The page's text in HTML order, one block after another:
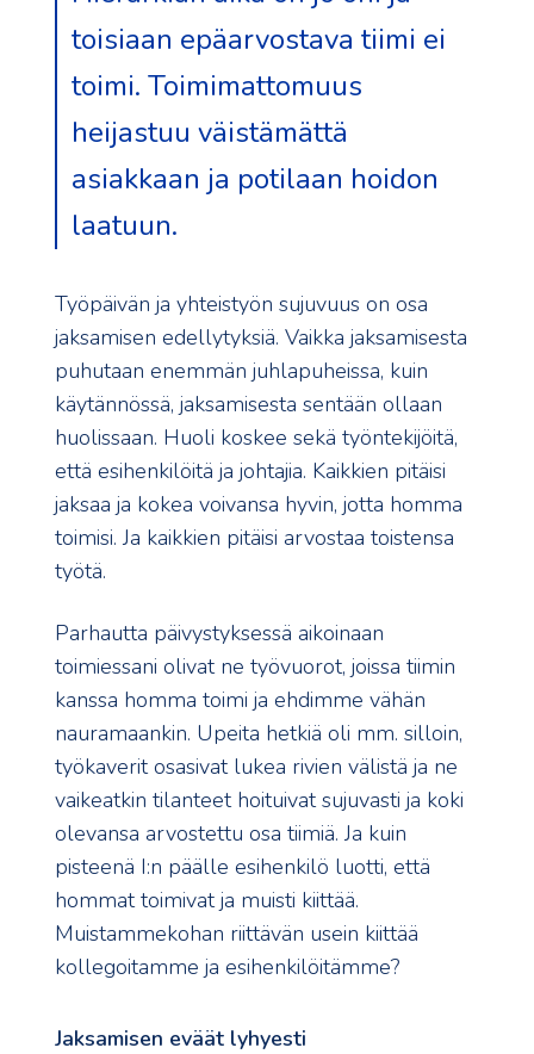
toisiaan epäarvostava tiimi ei
toimi. Toimimattomuus
heijastuu väistämättä
asiakkaan ja potilaan hoidon
laatuun.
Työpäivän ja yhteistyön sujuvuus on osa
jaksamisen edellytyksiä. Vaikka jaksamisesta
puhutaan enemmän juhlapuheissa, kuin
käytännössä, jaksamisesta sentään ollaan
huolissaan. Huoli koskee sekä työntekijöitä,
että esihenkilöitä ja johtajia. Kaikkien pitäisi
jaksaa ja kokea voivansa hyvin, jotta homma
toimisi. Ja kaikkien pitäisi arvostaa toistensa
työtä.
Parhautta päivystyksessä aikoinaan
toimiessani olivat ne työvuorot, joissa tiimin
kanssa homma toimi ja ehdimme vähän
nauramaankin. Upeita hetkiä oli mm. silloin,
työkaverit osasivat lukea rivien välistä ja ne
vaikeatkin tilanteet hoituivat sujuvasti ja koki
olevansa arvostettu osa tiimiä. Ja kuin
pisteenä I:n päälle esihenkilö luotti, että
hommat toimivat ja muisti kiittää.
Muistammekohan riittävän usein kiittää
kollegoitamme ja esihenkilöitämme?
Jaksamisen eväät lyhyesti